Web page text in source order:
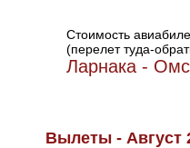
Стоимость
(перелет туда-
Ларнака -
Вылеты - Август